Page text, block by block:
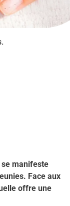
se manifeste
Face aux
offre une